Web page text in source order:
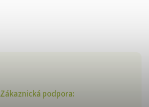
Zákaznická podpora: